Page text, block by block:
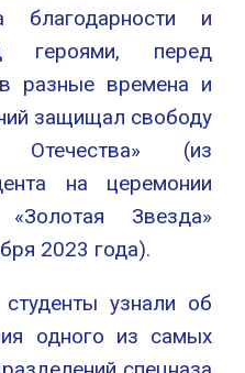
благодарности и
героями, перед
разные времена и
защищал свободу
Отечества» (из
на церемонии
Звезда»
2023 года).
узнали об
одного из самых